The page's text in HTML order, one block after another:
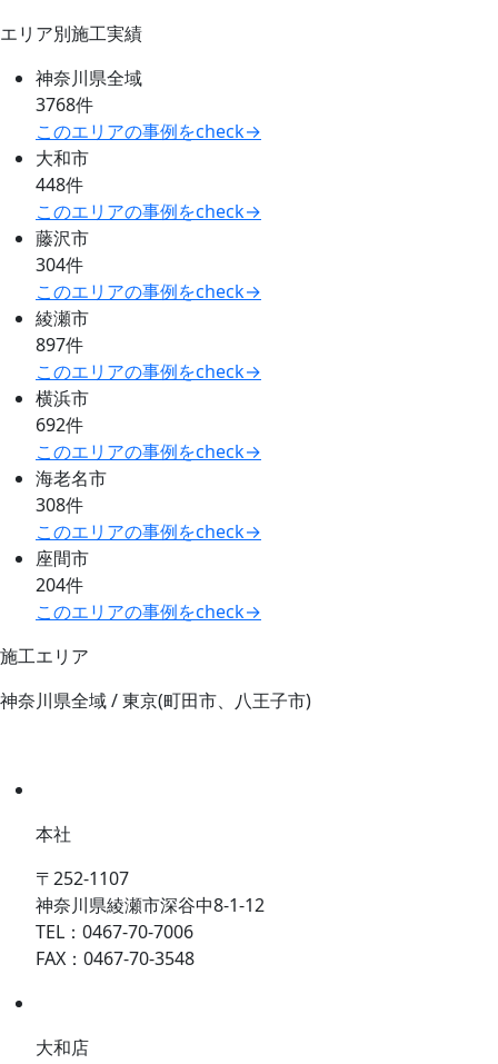
エリア別施工実績
神奈川県全域
3768件
このエリアの事例をcheck→
大和市
448件
このエリアの事例をcheck→
藤沢市
304件
このエリアの事例をcheck→
綾瀬市
897件
このエリアの事例をcheck→
横浜市
692件
このエリアの事例をcheck→
海老名市
308件
このエリアの事例をcheck→
座間市
204件
このエリアの事例をcheck→
施工エリア
神奈川県全域 / 東京(町田市、八王子市)
本社
〒252-1107
神奈川県綾瀬市深谷中8-1-12
TEL：0467-70-7006
FAX：0467-70-3548
大和店